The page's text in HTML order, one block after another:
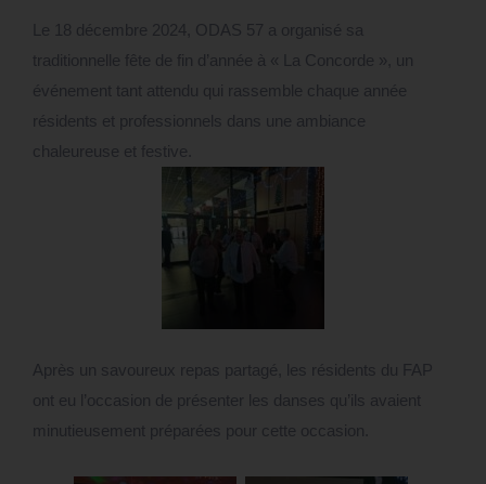
Le 18 décembre 2024, ODAS 57 a organisé sa
traditionnelle fête de fin d’année à « La Concorde », un
événement tant attendu qui rassemble chaque année
résidents et professionnels dans une ambiance
chaleureuse et festive.
Après un savoureux repas partagé, les résidents du FAP
ont eu l’occasion de présenter les danses qu’ils avaient
minutieusement préparées pour cette occasion.